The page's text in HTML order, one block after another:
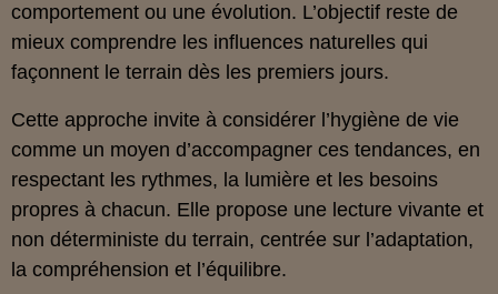
comportement ou une évolution. L’objectif reste de
mieux comprendre les influences naturelles qui
façonnent le terrain dès les premiers jours.
Cette approche invite à considérer l’hygiène de vie
comme un moyen d’accompagner ces tendances, en
respectant les rythmes, la lumière et les besoins
propres à chacun. Elle propose une lecture vivante et
non déterministe du terrain, centrée sur l’adaptation,
la compréhension et l’équilibre.